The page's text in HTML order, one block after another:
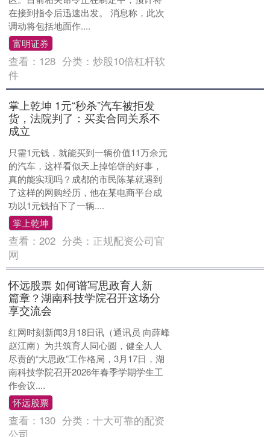
在接到指令后迅速出发。 消息称，此次
调动将包括地面作....
富明证券
查看： 128 分类：炒股10倍杠杆软
件
掌上乾坤 1元“秒杀”汽车被拒发
货，法院判了：买卖合同关系不
成立
只需1元钱，就能买到一辆价值11万余元
的汽车，这样看似天上掉馅饼的好事，
真的能实现吗？成都的市民陈某就遇到
了这样的网购经历，他在某电商平台成
功以1元钱拍下了一辆....
掌上乾坤
查看：202 分类： 正规配资公司官
网
怀远股票 如何谱写思政育人新
篇章？湖南科技学院召开这场分
享交流会
红网时刻新闻3月18日讯（通讯员 向薛峰
赵江南）为共筑育人同心圆，健全人人
尽责的“大思政”工作格局，3月17日，湖
南科技学院召开2026年春季学期学生工
作会议....
怀远股票
查看： 130 分类：十大可靠的配资